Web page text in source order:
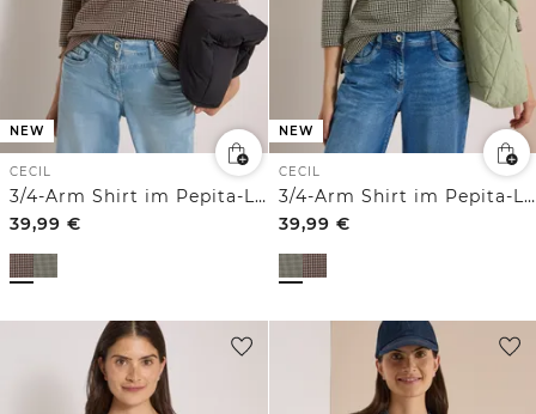
NEW
CECIL
3/4-Arm Shirt im Pepita-Look
39,99 €
NEW
CECIL
3/4-Arm Shirt im Pepita-Look
39,99 €